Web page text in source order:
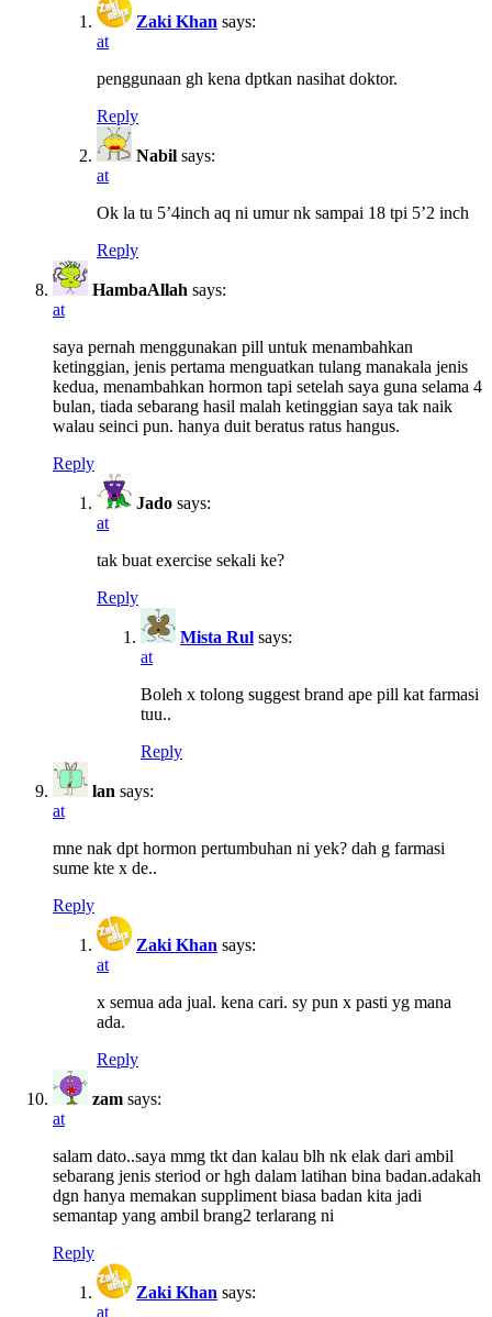
Zaki Khan says:
at
penggunaan gh kena dptkan nasihat doktor.
Reply
Nabil says:
at
Ok la tu 5’4inch aq ni umur nk sampai 18 tpi 5’2 inch
Reply
HambaAllah says:
at
saya pernah menggunakan pill untuk menambahkan
ketinggian, jenis pertama menguatkan tulang manakala jenis
kedua, menambahkan hormon tapi setelah saya guna selama 4
bulan, tiada sebarang hasil malah ketinggian saya tak naik
walau seinci pun. hanya duit beratus ratus hangus.
Reply
Jado says:
at
tak buat exercise sekali ke?
Reply
Mista Rul says:
at
Boleh x tolong suggest brand ape pill kat farmasi
tuu..
Reply
lan says:
at
mne nak dpt hormon pertumbuhan ni yek? dah g farmasi
sume kte x de..
Reply
Zaki Khan says:
at
x semua ada jual. kena cari. sy pun x pasti yg mana
ada.
Reply
zam says:
at
salam dato..saya mmg tkt dan kalau blh nk elak dari ambil
sebarang jenis steriod or hgh dalam latihan bina badan.adakah
dgn hanya memakan suppliment biasa badan kita jadi
semantap yang ambil brang2 terlarang ni
Reply
Zaki Khan says:
at